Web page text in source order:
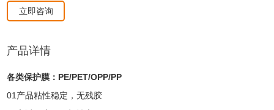
立即咨询
产品详情
各类保护膜：PE/PET/OPP/PP
01产品粘性稳定，无残胶